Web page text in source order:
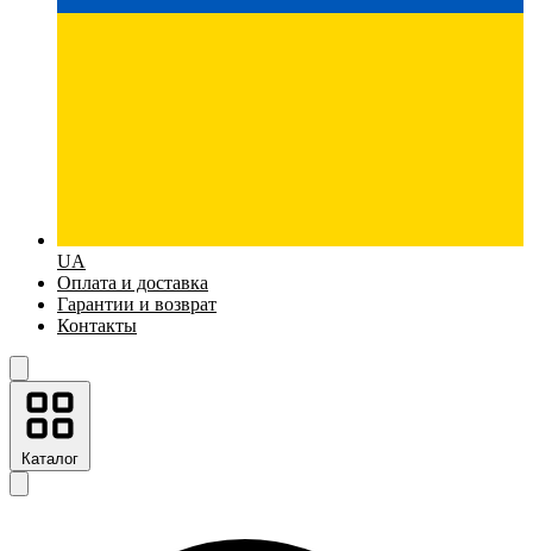
UA
Оплата и доставка
Гарантии и возврат
Контакты
Каталог